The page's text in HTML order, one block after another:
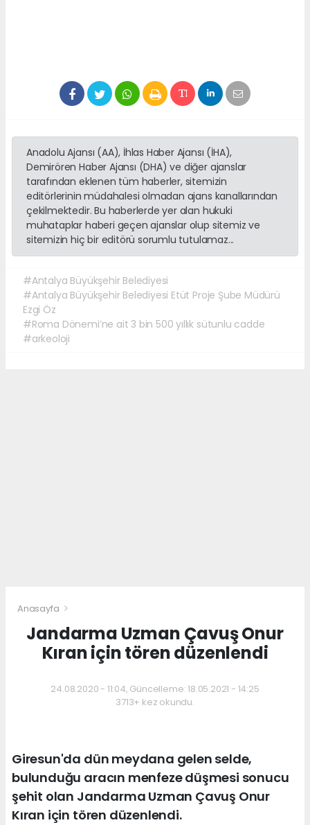
Anadolu Ajansı (AA), İhlas Haber Ajansı (İHA),
Demirören Haber Ajansı (DHA) ve diğer ajanslar
tarafından eklenen tüm haberler, sitemizin
editörlerinin müdahalesi olmadan ajans kanallarından
çekilmektedir. Bu haberlerde yer alan hukuki
muhataplar haberi geçen ajanslar olup sitemiz ve
sitemizin hiç bir editörü sorumlu tutulamaz...
#Antalya Büyükşehir Belediyesi
#Antalya Büyükşehir Belediyesi Etüt Proje Şube Müdürü
Ezgi Öz
#Roma Dönemi’ne ait 3 bin 500 yıllık sütunlu cadde
#arkeoloji
Anasayfa
Jandarma Uzman Çavuş Onur
Kıran için tören düzenlendi
24.08.2020 - 11:04, Güncelleme: 18.05.2021 - 14:25
3713+ kez okundu.
Giresun'da dün meydana gelen selde,
bulunduğu aracın menfeze düşmesi sonucu
şehit olan Jandarma Uzman Çavuş Onur
Kıran için tören düzenlendi.